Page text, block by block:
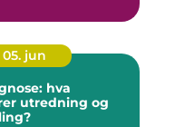
05. jun
hva
utredning og